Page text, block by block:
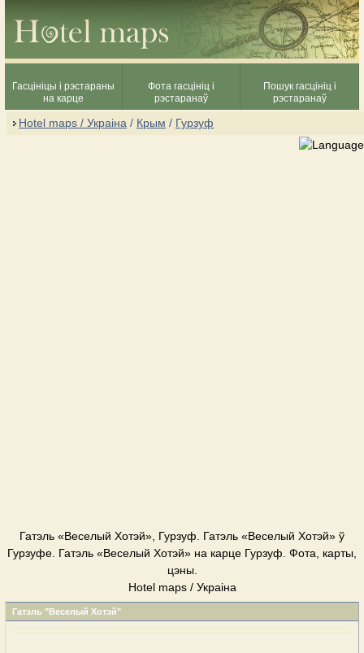
Гасцініцы і рэстараны
на карце
Фота гасцініц і
рэстаранаў
Пошук гасцініц і
рэстаранаў
Hotel maps / Украіна / Крым / Гурзуф
Гатэль «Веселый Хотэй», Гурзуф. Гатэль «Веселый Хотэй» ў
Гурзуфе. Гатэль «Веселый Хотэй» на карце Гурзуф. Фота, карты,
цэны.
Hotel maps / Украіна
Гатэль "Веселый Хотэй"